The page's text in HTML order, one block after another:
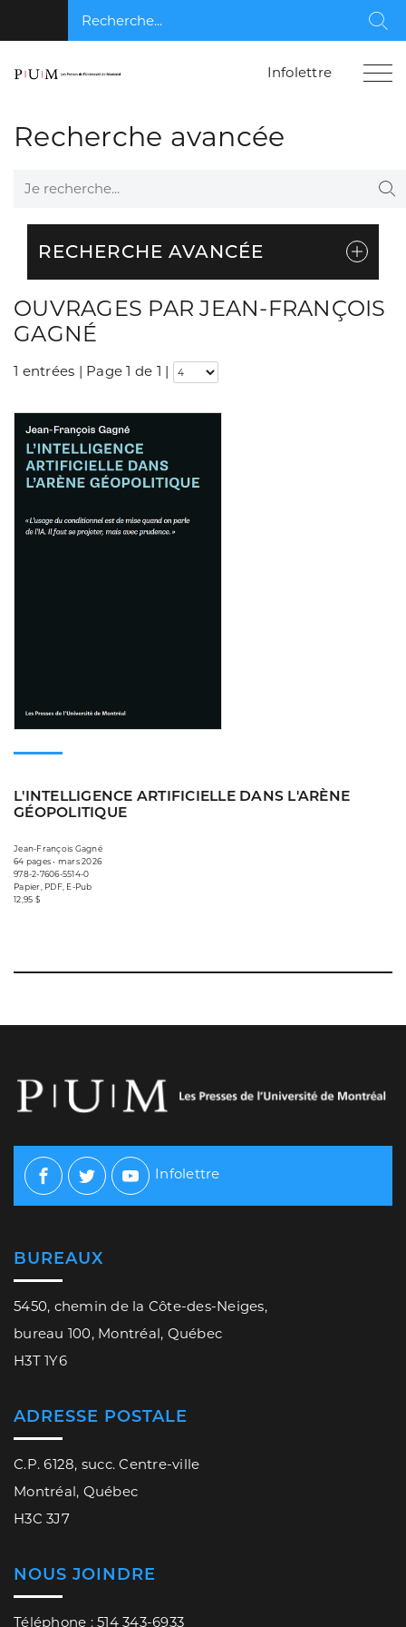
Recherche...
Infolettre
Recherche avancée
Je recherche...
RECHERCHE AVANCÉE
OUVRAGES PAR JEAN-FRANÇOIS
GAGNÉ
1 entrées | Page 1 de 1 |
L'INTELLIGENCE ARTIFICIELLE DANS L'ARÈNE
GÉOPOLITIQUE
Jean-François Gagné
64 pages • mars 2026
978-2-7606-5514-0
Papier, PDF, E-Pub
12,95 $
Facebook
TwitterYoutube
Infolettre
BUREAUX
5450, chemin de la Côte-des-Neiges,
bureau 100, Montréal, Québec
H3T 1Y6
ADRESSE POSTALE
C.P. 6128, succ. Centre-ville
Montréal, Québec
H3C 3J7
NOUS JOINDRE
Téléphone : 514 343-6933